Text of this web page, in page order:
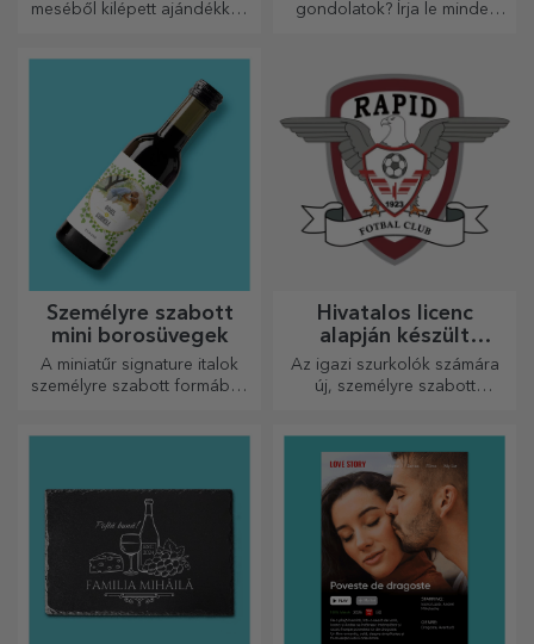
meséből kilépett ajándékkal!
megkapja őket ajándékba.
gondolatok? Írja le mindet
minden emlékét.
Személyre szabott
mini borosüvegek
A miniatűr signature italok
személyre szabott formában
Hivatalos licenc
alapján készült
személyre szabott
ajándékok – FC Rapid
Az igazi szurkolók számára
új, személyre szabott
hivatalos licencével, a fehér-
lila csapat
együttműködésével.